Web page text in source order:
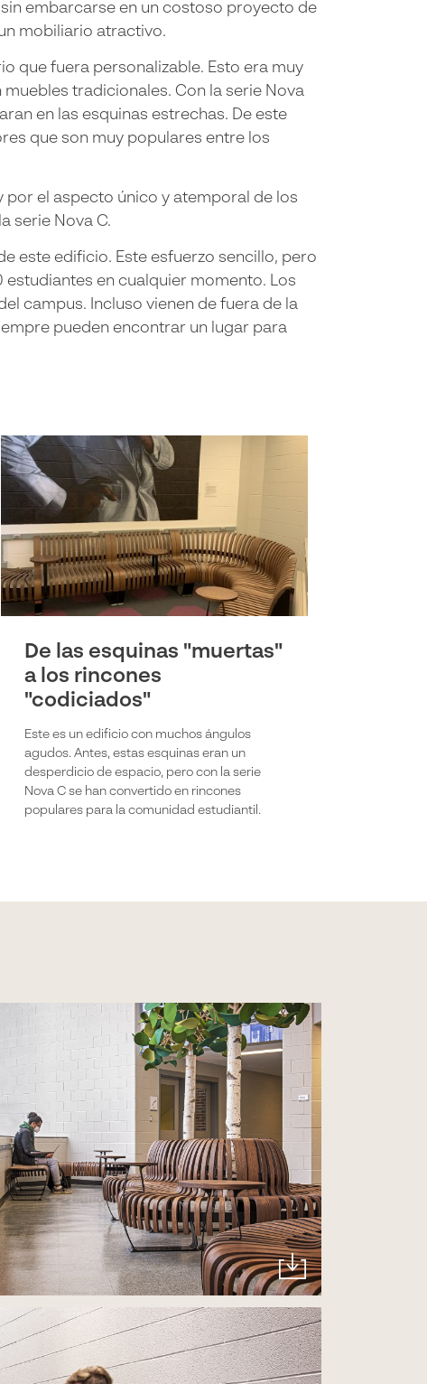
embarcarse en un costoso proyecto de
mobiliario atractivo.
que fuera personalizable. Esto era muy
tradicionales. Con la serie Nova
en las esquinas estrechas. De este
que son muy populares entre los
por el aspecto único y atemporal de los
serie Nova C.
este edificio. Este esfuerzo sencillo, pero
en cualquier momento. Los
campus. Incluso vienen de fuera de la
pueden encontrar un lugar para
De las esquinas "muertas"
a los rincones
"codiciados"
Este es un edificio con muchos ángulos
agudos. Antes, estas esquinas eran un
desperdicio de espacio, pero con la serie
Nova C se han convertido en rincones
populares para la comunidad estudiantil.